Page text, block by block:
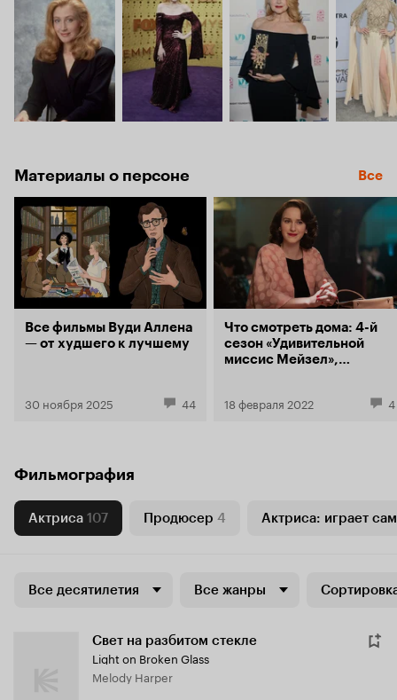
Материалы о персоне Все
Все фильмы Вуди Аллена
— от худшего к лучшему
30 ноября 2025 44
Что смотреть дома: 4-й
сезон «Удивительной
миссис Мейзел»,
продолжение
18 февраля 2022 4
Фильмография
Актриса 107 Продюсер 4 Актриса: играет
Все десятилетия Все жанры
Свет на разбитом стекле
Light on Broken Glass
Melody Harper